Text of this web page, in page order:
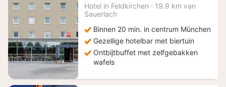
62
Hotel in Feldkirchen · 19.9 km van
Sauerlach
Binnen 20 min. in centrum München
Gezellige hotelbar met biertuin
Ontbijtbuffet met zelfgebakken
wafels